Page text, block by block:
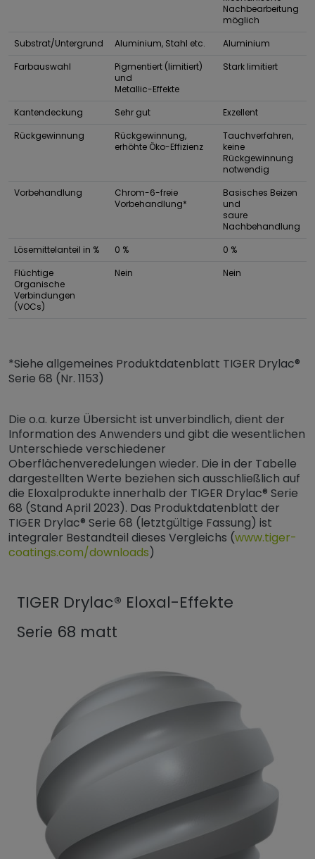
Nachbearbeitung
möglich
Substrat/Untergrund
Aluminium, Stahl etc.
Aluminium
Farbauswahl
Pigmentiert (limitiert)
und
Metallic-Effekte
Stark limitiert
Kantendeckung Sehr gut
Exzellent
Rückgewinnung
Rückgewinnung,
erhöhte Öko-Effizienz
Tauchverfahren,
keine
Rückgewinnung
notwendig
Vorbehandlung
Chrom-6-freie
Vorbehandlung*
Basisches Beizen
und
saure
Nachbehandlung
Lösemittelanteil in %
0 %
0 %
Flüchtige
Organische
Verbindungen
(VOCs)
Nein Nein
*Siehe allgemeines Produktdatenblatt TIGER Drylac®
Serie 68 (Nr. 1153)
Die o.a. kurze Übersicht ist unverbindlich, dient der
Information des Anwenders und gibt die wesentlichen
Unterschiede verschiedener
Oberflächenveredelungen wieder. Die in der Tabelle
dargestellten Werte beziehen sich ausschließlich auf
die Eloxalprodukte innerhalb der TIGER Drylac® Serie
68 (Stand April 2023). Das Produktdatenblatt der
TIGER Drylac® Serie 68 (letztgültige Fassung) ist
integraler Bestandteil dieses Vergleichs (www.tiger-
coatings.com/downloads)
TIGER Drylac® Eloxal-Effekte
Serie 68 matt